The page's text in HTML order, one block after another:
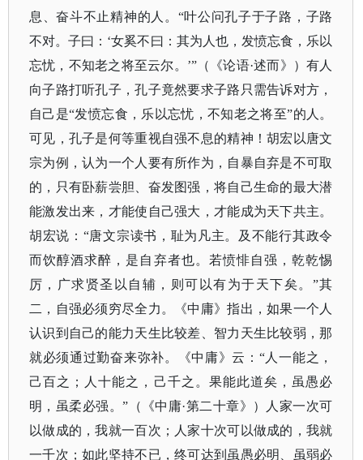
息、奋斗不止精神的人。 “叶公问孔子于子路，子路
不对。子曰：‘女奚不曰：其为人也，发愤忘食，乐以
忘忧，不知老之将至云尔。’”（
《论语·述而》
）有人
向子路打听孔子，孔子竟然要求子路只需告诉对方，
自己是“发愤忘食，乐以忘忧，不知老之将至”的人。
可见，孔子是何等重视自强不息的精神！胡宏以唐文
宗为例，认为一个人要有所作为，自暴自弃是不可取
的，只有卧薪尝胆、奋发图强，将自己生命的最大潜
能激发出来，才能使自己强大，才能成为天下共主。
胡宏说：“唐文宗读书，耻为凡主。及不能行其政令
而饮醇酒求醉，是自弃者也。若愤悱自强，乾乾惕
厉，广求贤圣以自辅，则可以有为于天下矣。”其
二，自强必须穷尽全力。
《中庸》指出，如果一个人
认识到自己的能力天生比较差、智力天生比较弱，那
就必须通过勤奋来弥补。《中庸》云： “人一能之，
己百之；人十能之，己千之。果能此道矣，虽愚必
明，虽柔必强。”（
《中庸·第二十章》
）人家一次可
以做成的，我就一百次；人家十次可以做成的，我就
一千次；如此坚持不已，终可达到虽愚必明、虽弱必